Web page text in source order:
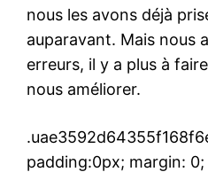
nous les avons déjà
auparavant. Mais nous
erreurs, il y a plus à
nous améliorer.
padding:0px; margin: